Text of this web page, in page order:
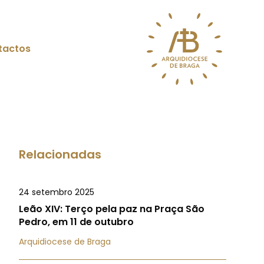
Relacionadas
24 setembro 2025
Leão XIV: Terço pela paz na Praça São
Pedro, em 11 de outubro
Arquidiocese de Braga